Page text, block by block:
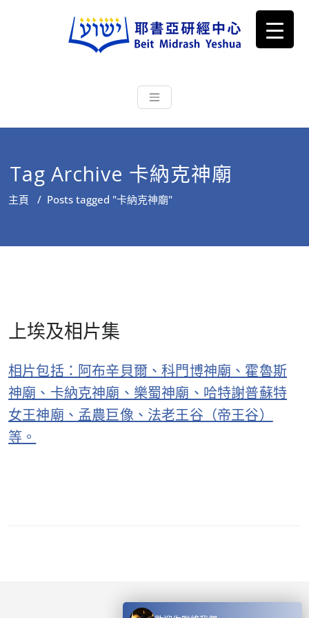
耶書亞研經中心
根源明白聖經，成為更好的門徒
Tag Archive 卡納克神廟
主頁 / Posts tagged "卡納克神廟"
上埃及相片集
相片包括：阿布辛貝爾、科門博神廟、霍魯斯
神廟、卡納克神廟、樂蜀神廟、哈特謝普蘇特
女王神廟、孟農巨像、法老王谷（帝王谷）
等。